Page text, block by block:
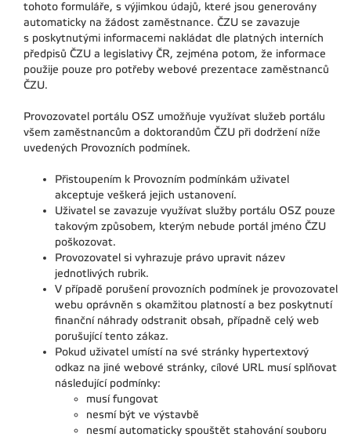
tohoto formuláře, s výjimkou údajů, které jsou generovány
automaticky na žádost zaměstnance. ČZU se zavazuje
s poskytnutými informacemi nakládat dle platných interních
předpisů ČZU a legislativy ČR, zejména potom, že informace
použije pouze pro potřeby webové prezentace zaměstnanců
ČZU.
Provozovatel portálu OSZ umožňuje využívat služeb portálu
všem zaměstnancům a doktorandům ČZU při dodržení níže
uvedených Provozních podmínek.
Přistoupením k Provozním podmínkám uživatel
akceptuje veškerá jejich ustanovení.
Uživatel se zavazuje využívat služby portálu OSZ pouze
takovým způsobem, kterým nebude portál jméno ČZU
poškozovat.
Provozovatel si vyhrazuje právo upravit název
jednotlivých rubrik.
V případě porušení provozních podmínek je provozovatel
webu oprávněn s okamžitou platností a bez poskytnutí
finanční náhrady odstranit obsah, případně celý web
porušující tento zákaz.
Pokud uživatel umístí na své stránky hypertextový
odkaz na jiné webové stránky, cílové URL musí splňovat
následující podmínky:
musí fungovat
nesmí být ve výstavbě
nesmí automaticky spouštět stahování souboru